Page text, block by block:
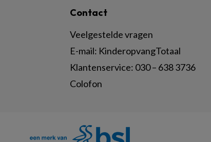
Contact
Veelgestelde vragen
E-mail: KinderopvangTotaal
Klantenservice: 030 – 638 3736
Colofon